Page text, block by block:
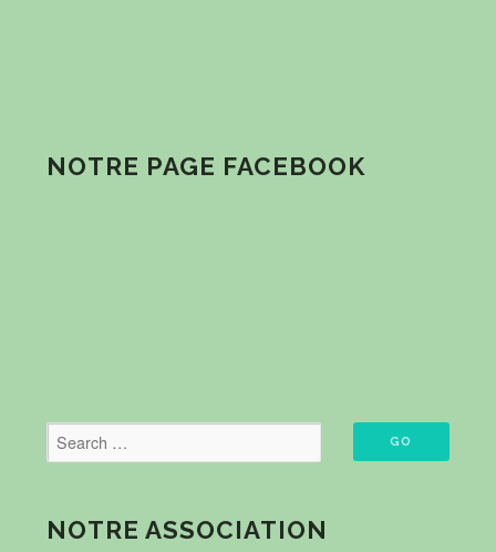
NOTRE PAGE FACEBOOK
NOTRE ASSOCIATION